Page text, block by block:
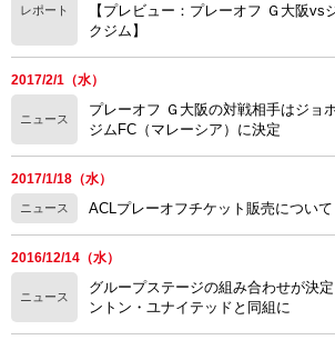
レポート
【プレビュー：プレーオフ Ｇ大阪vs
クジム】
2017/2/1（水）
ニュース
プレーオフ Ｇ大阪の対戦相手はジョ
ジムFC（マレーシア）に決定
2017/1/18（水）
ニュース ACLプレーオフチケット販売について
2016/12/14（水）
ニュース
グループステージの組み合わせが決
ントン・ユナイテッドと同組に